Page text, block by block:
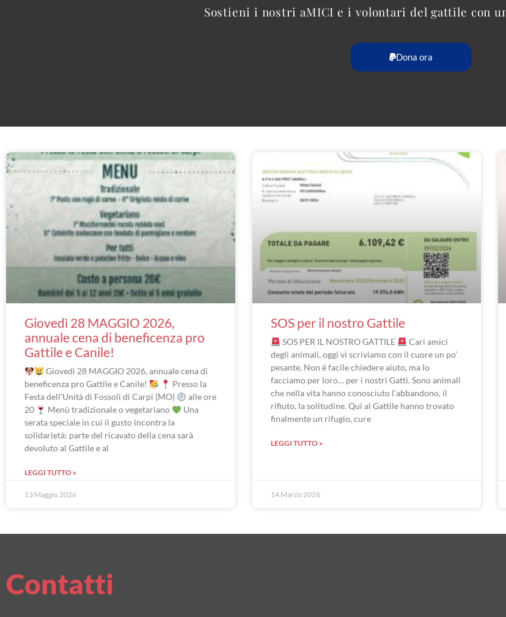
Sostieni i nostri aMICI e i volontari del gattile con
Dona ora
Giovedì 28 MAGGIO 2026,
annuale cena di beneficenza pro
Gattile e Canile!
Giovedì 28 MAGGIO 2026, annuale cena di
beneficenza pro Gattile e Canile!
Presso la
Festa dell’Unità di Fossoli di Carpi (MO)
alle ore
20
Menù tradizionale o vegetariano
Una
serata speciale in cui il gusto incontra la
solidarietà: parte del ricavato della cena sarà
devoluto al Gattile e al
LEGGI TUTTO »
13 Maggio 2026
SOS per il nostro Gattile
SOS PER IL NOSTRO GATTILE
Cari amici
degli animali, oggi vi scriviamo con il cuore un po’
pesante. Non è facile chiedere aiuto, ma lo
facciamo per loro… per i nostri Gatti. Sono animali
che nella vita hanno conosciuto l’abbandono, il
rifiuto, la solitudine. Qui al Gattile hanno trovato
finalmente un rifugio, cure
LEGGI TUTTO »
14 Marzo 2026
Contatti